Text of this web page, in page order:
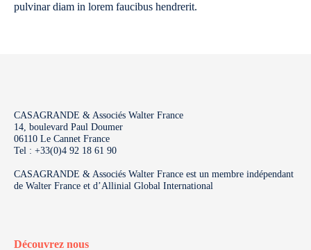
pulvinar diam in lorem faucibus hendrerit.
CASAGRANDE & Associés Walter France
14, boulevard Paul Doumer
06110 Le Cannet France
Tel : +33(0)4 92 18 61 90
CASAGRANDE & Associés Walter France est un membre indépendant
de Walter France et d’Allinial Global International
Découvrez nous